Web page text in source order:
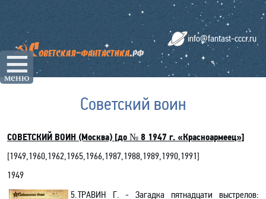
☰
меню
info@fantast-cccr.ru
Советский воин
СОВЕТСКИЙ ВОИН (Москва) [до № 8 1947 г. «Красноармеец»]
[1949,1960,1962,1965,1966,1987,1988,1989,1990,1991]
1949
5.ТРАВИН Г. - Загадка пятнадцати выстрелов: